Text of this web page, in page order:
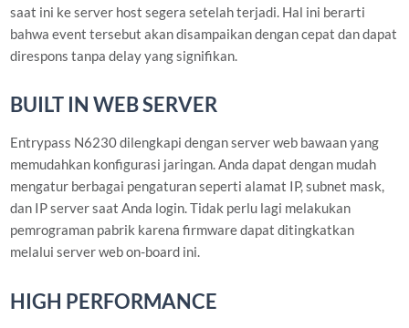
saat ini ke server host segera setelah terjadi. Hal ini berarti
bahwa event tersebut akan disampaikan dengan cepat dan dapat
direspons tanpa delay yang signifikan.
BUILT IN WEB SERVER
Entrypass N6230 dilengkapi dengan server web bawaan yang
memudahkan konfigurasi jaringan. Anda dapat dengan mudah
mengatur berbagai pengaturan seperti alamat IP, subnet mask,
dan IP server saat Anda login. Tidak perlu lagi melakukan
pemrograman pabrik karena firmware dapat ditingkatkan
melalui server web on-board ini.
HIGH PERFORMANCE